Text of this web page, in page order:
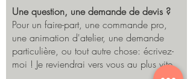
Une question, une demande de devis ?
Pour un faire-part, une commande pro,
une animation d'atelier, une demande
particulière, ou tout autre chose: écrivez-
moi ! Je reviendrai vers vous au plus vite.